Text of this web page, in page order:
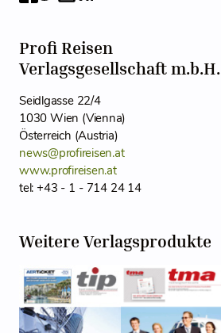
Profi Reisen
Verlagsgesellschaft m.b.H.
Seidlgasse 22/4
1030 Wien (Vienna)
Österreich (Austria)
news@profireisen.at
www.profireisen.at
tel: +43 - 1 - 714 24 14
Weitere Verlagsprodukte